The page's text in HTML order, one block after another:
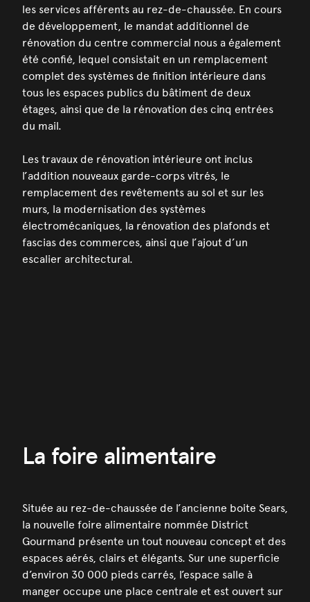
les services afférents au rez-de-chaussée. En cours
de développement, le mandat additionnel de
rénovation du centre commercial nous a également
été confié, lequel consistait en un remplacement
complet des systèmes de finition intérieure dans
tous les espaces publics du bâtiment de deux
étages, ainsi que de la rénovation des cinq entrées
du mail.
Les travaux de rénovation intérieure ont inclus
l’addition nouveaux garde-corps vitrés, le
remplacement des revêtements au sol et sur les
murs, la modernisation des systèmes
électromécaniques, la rénovation des plafonds et
fascias des commerces, ainsi que l’ajout d’un
escalier architectural.
La foire alimentaire
Située au rez-de-chaussée de l’ancienne boite Sears,
la nouvelle foire alimentaire nommée District
Gourmand présente un tout nouveau concept et des
espaces aérés, clairs et élégants. Sur une superficie
d’environ 30 000 pieds carrés, l’espace salle à
manger occupe une place centrale et est ouvert sur